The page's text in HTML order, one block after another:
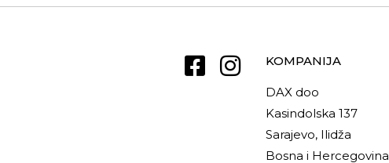
KOMPANIJA
DAX doo
Kasindolska 137
Sarajevo, Ilidža
Bosna i Hercegovina